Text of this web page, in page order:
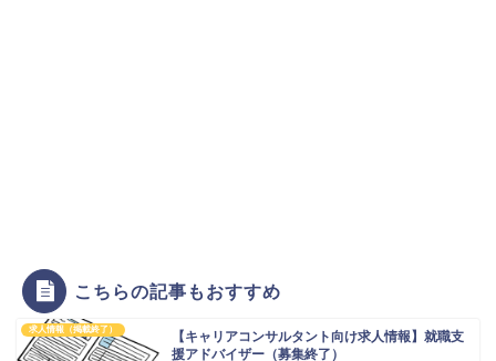
こちらの記事もおすすめ
求人情報（掲載終了）
【キャリアコンサルタント向け求人情報】就職支
援アドバイザー（募集終了）